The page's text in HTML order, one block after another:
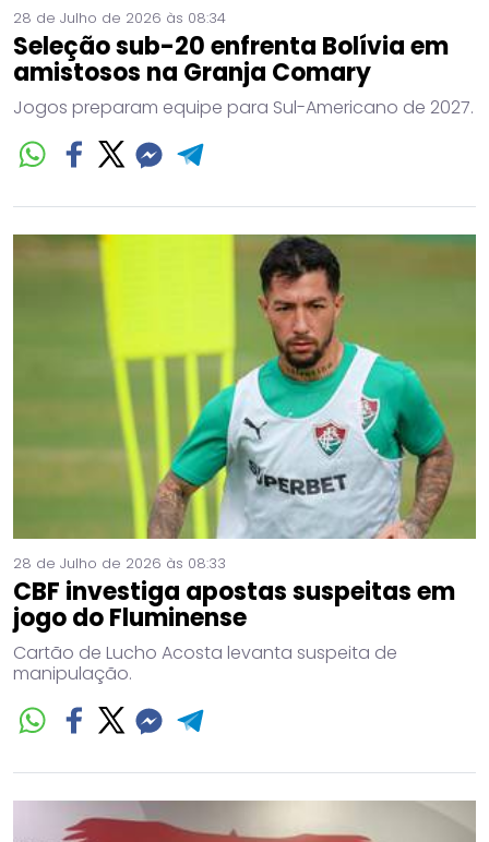
28 de Julho de 2026 às 08:34
Seleção sub-20 enfrenta Bolívia em
amistosos na Granja Comary
Jogos preparam equipe para Sul-Americano de 2027.
28 de Julho de 2026 às 08:33
CBF investiga apostas suspeitas em
jogo do Fluminense
Cartão de Lucho Acosta levanta suspeita de
manipulação.